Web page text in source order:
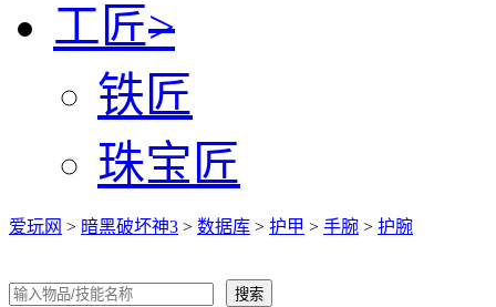
工匠>
铁匠
珠宝匠
爱玩网 > 暗黑破坏神3 > 数据库 > 护甲 > 手腕 > 护腕